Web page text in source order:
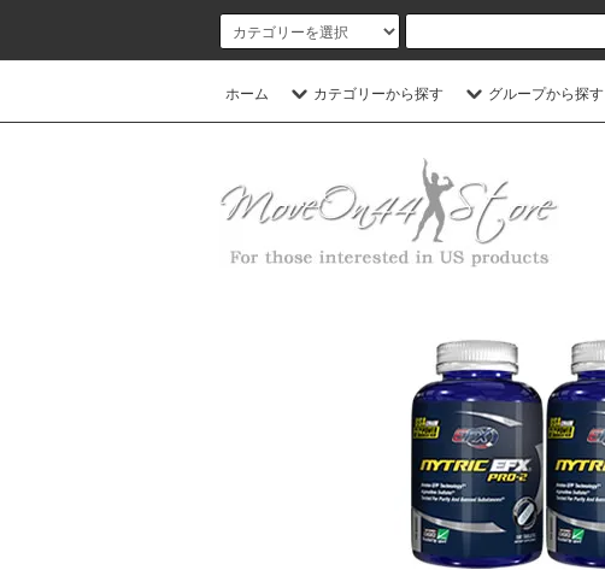
ホーム カテゴリーから探す グループから探す